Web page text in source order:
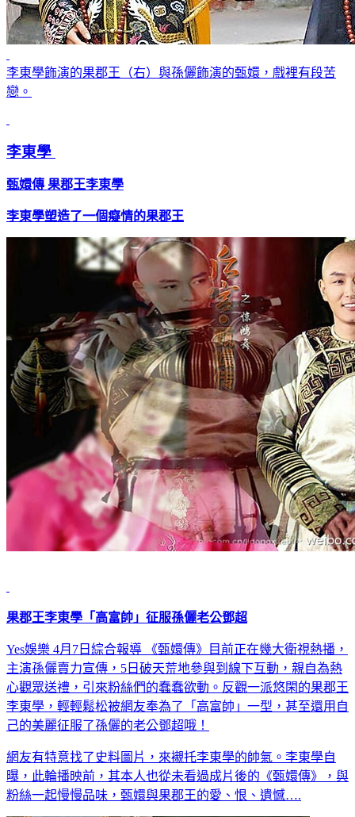
李東學飾演的果郡王（右）與孫儷飾演的甄嬛，戲裡有段苦
戀。
李東學
甄嬛傳 果郡王李東學
李東學塑造了一個癡情的果郡王
果郡王李東學「高富帥」征服孫儷老公鄧超
Yes娛樂 4月7日綜合報導 《甄嬛傳》目前正在幾大衛視熱播，
主演孫儷賣力宣傳，5日破天荒地參與到線下互動，親自為熱
心觀眾送禮，引來粉絲們的蠢蠢欲動。反觀一派悠閑的果郡王
李東學，輕輕鬆松被網友奉為了「高富帥」一型，甚至還用自
己的美麗征服了孫儷的老公鄧超哦！
網友有特意找了史料圖片，來襯托李東學的帥氣。李東學自
曝，此輪播映前，其本人也從未看過成片後的《甄嬛傳》，與
粉絲一起慢慢品味，甄嬛與果郡王的愛、恨、遺憾….